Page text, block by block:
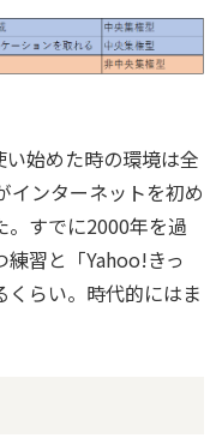
始めた時の環境は全
インターネットを初め
。すでに2000年を過
習と「Yahoo!きっ
らい。時代的にはま